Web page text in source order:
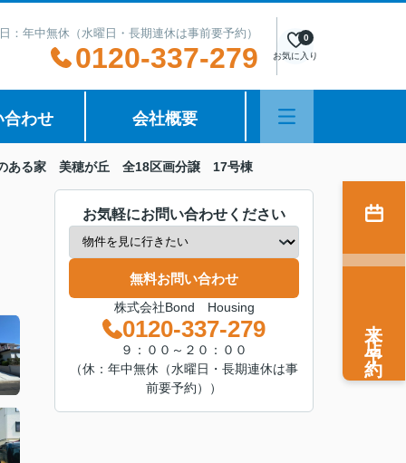
年中無休（水曜日・長期連休は事前要予約）
0120-337-279 お気に入り
0
合わせ 会社概要
ある家 美穂が丘 全18区画分譲 17号棟
お気軽にお問い合わせください
無料お問い合わせ
株式会社Bond Housing
0120-337-279
９：００～２０：００
（休：年中無休（水曜日・長期連休は事
前要予約））
来店予約